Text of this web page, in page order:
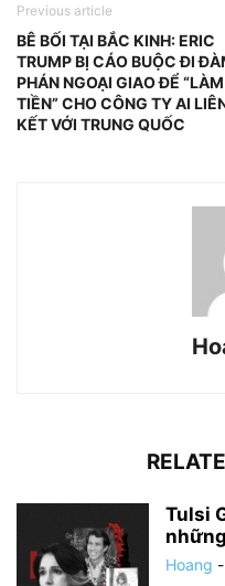
Previous article
BÊ BỐI TẠI BẮC KINH: ERIC
TRUMP BỊ CÁO BUỘC ĐI
PHÁN NGOẠI GIAO ĐỂ “LÀM
TIỀN” CHO CÔNG TY AI
KẾT VỚI TRUNG QUỐC
Tulsi
Hoang -